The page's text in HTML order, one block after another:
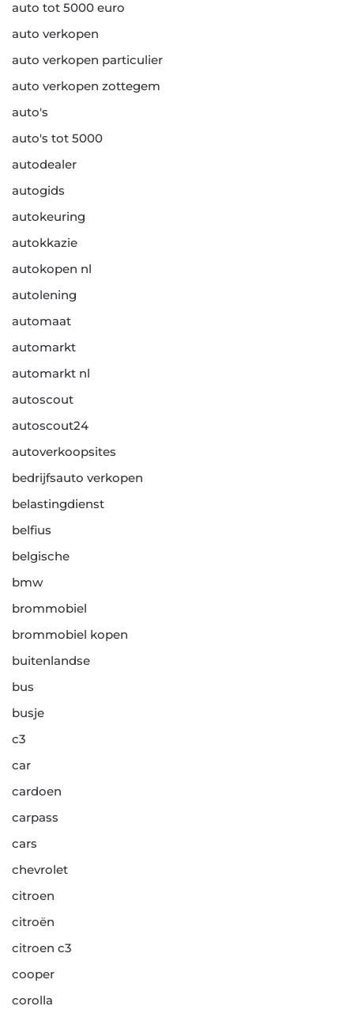
auto tot 5000 euro
auto verkopen
auto verkopen particulier
auto verkopen zottegem
auto's
auto's tot 5000
autodealer
autogids
autokeuring
autokkazie
autokopen nl
autolening
automaat
automarkt
automarkt nl
autoscout
autoscout24
autoverkoopsites
bedrijfsauto verkopen
belastingdienst
belfius
belgische
bmw
brommobiel
brommobiel kopen
buitenlandse
bus
busje
c3
car
cardoen
carpass
cars
chevrolet
citroen
citroën
citroen c3
cooper
corolla